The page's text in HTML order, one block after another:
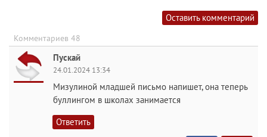
Оставить комментарий
Комментариев 48
Пускай
24.01.2024 13:34
Мизулиной младшей письмо напишет, она теперь
буллингом в школах занимается
Ответить